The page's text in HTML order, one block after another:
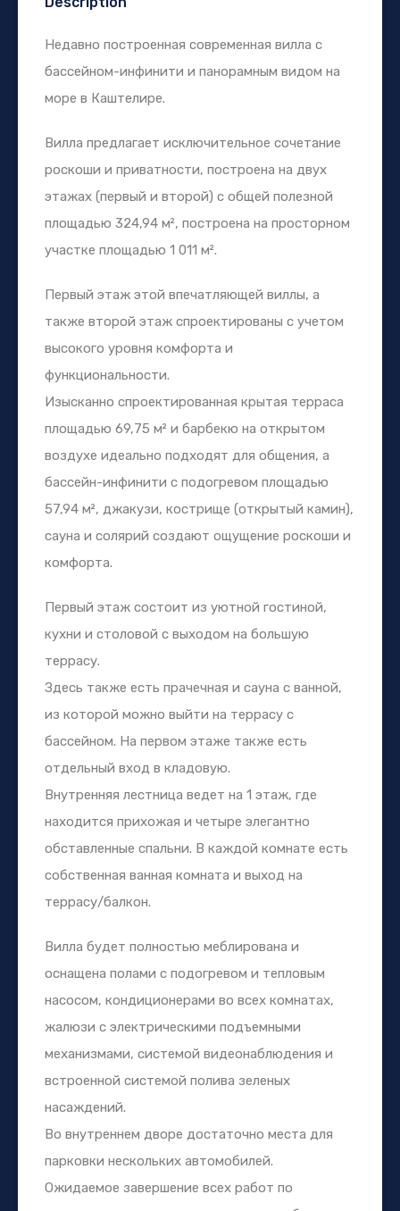
Недавно построенная современная вилла с
бассейном-инфинити и панорамным видом на
море в Каштелире.
Вилла предлагает исключительное сочетание
роскоши и приватности, построена на двух
этажах (первый и второй) с общей полезной
площадью 324,94 м², построена на просторном
участке площадью 1 011 м².
Первый этаж этой впечатляющей виллы, а
также второй этаж спроектированы с учетом
высокого уровня комфорта и
функциональности.
Изысканно спроектированная крытая терраса
площадью 69,75 м² и барбекю на открытом
воздухе идеально подходят для общения, а
бассейн-инфинити с подогревом площадью
57,94 м², джакузи, кострище (открытый камин),
сауна и солярий создают ощущение роскоши и
комфорта.
Первый этаж состоит из уютной гостиной,
кухни и столовой с выходом на большую
террасу.
Здесь также есть прачечная и сауна с ванной,
из которой можно выйти на террасу с
бассейном. На первом этаже также есть
отдельный вход в кладовую.
Внутренняя лестница ведет на 1 этаж, где
находится прихожая и четыре элегантно
обставленные спальни. В каждой комнате есть
собственная ванная комната и выход на
террасу/балкон.
Вилла будет полностью меблирована и
оснащена полами с подогревом и тепловым
насосом, кондиционерами во всех комнатах,
жалюзи с электрическими подъемными
механизмами, системой видеонаблюдения и
встроенной системой полива зеленых
насаждений.
Во внутреннем дворе достаточно места для
парковки нескольких автомобилей.
Ожидаемое завершение всех работ по